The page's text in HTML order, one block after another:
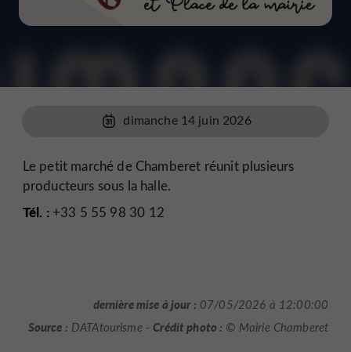
dimanche 14 juin 2026
Le petit marché de Chamberet réunit plusieurs
producteurs sous la halle.
Tél. :+33 5 55 98 30 12
dernière mise à jour : 07/05/2026 à 12:00:00
Source : DATAtourisme -Crédit photo : © Mairie Chamberet